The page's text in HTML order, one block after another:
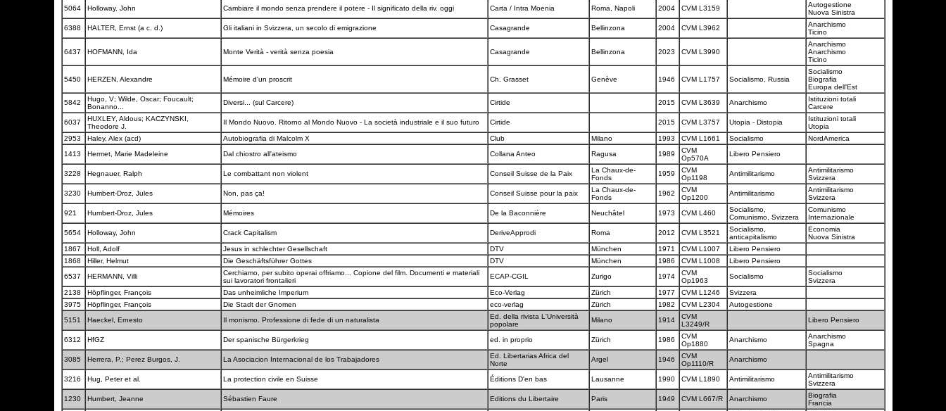
5064
Holloway, John Cambiare il mondo senza prendere il potere - Il significato della riv. oggi Carta / Intra Moenia Roma, Napoli 2004 CVM L3159
Autogestione
Nuova Sinistra
6388
HALTER, Ernst (a c. d.) Gli italiani in Svizzera, un secolo di emigrazione Casagrande Bellinzona 2004 CVM L3962
Anarchismo
Ticino
6437 HOFMANN, Ida Monte Verità - verità senza poesia Casagrande Bellinzona 2023 CVM L3990
Anarchismo
Anarchismo
Ticino
5450 HERZEN, Alexandre Mémoire d'un proscrit Ch. Grasset Genève 1946 CVM L1757 Socialismo, Russia
Socialismo
Biografia
Europa dell'Est
5842
Hugo, V; Wilde, Oscar; Foucault;
Bonanno...
Diversi... (sul Carcere) Cirtide 2015 CVM L3639 Anarchismo
Istituzioni totali
Carcere
6037
HUXLEY, Aldous; KACZYNSKI,
Theodore J.
Il Mondo Nuovo. Ritorno al Mondo Nuovo - La società industriale e il suo futuro Cirtide 2015 CVM L3757 Utopia - Distopia
Istituzioni totali
Utopia
2953
Haley, Alex (acd) Autobiografia di Malcolm X Club Milano 1993 CVM L1661 Socialismo
NordAmerica
1413
Hermet, Marie Madeleine Dal chiostro all'ateismo Collana Anteo Ragusa 1989
CVM
Op570A
Libero Pensiero
3228 Hegnauer, Ralph Le combattant non violent Conseil Suisse de la Paix
La Chaux-de-
Fonds
1959
CVM
Op1198
Antimilitarismo
Antimilitarismo
Svizzera
3230
Humbert-Droz, Jules Non, pas ça! Conseil Suisse pour la paix
La Chaux-de-
Fonds
1962
CVM
Op1200
Antimilitarismo
Antimilitarismo
Svizzera
921
Humbert-Droz, Jules Mémoires De la Baconnière Neuchâtel 1973 CVM L460
Socialismo,
Comunismo, Svizzera
Comunismo
Internazionale
5654
Holloway, John Crack Capitalism DeriveApprodi Roma 2012 CVM L3521
Socialismo,
anticapitalismo
Economia
Nuova Sinistra
1867
Holl, Adolf Jesus in schlechter Gesellschaft DTV München 1971 CVM L1007
Libero Pensiero
1868
Hiller, Helmut Die Geschäftsführer Gottes DTV München 1986 CVM L1008
Libero Pensiero
6537
HERMANN, Villi
Cerchiamo, per subito operai offriamo... Copione del film. Documenti e materiali
sui lavoratori frontalieri
ECAP-CGIL Zurigo 1974
CVM
Op1963
Socialismo
Socialismo
Svizzera
2138
Höpflinger, François Das unheimliche Imperium Eco-Verlag Zürich 1977 CVM L1246
Svizzera
3975
Höpflinger, François Die Stadt der Gnomen eco-verlag Zürich 1982 CVM L2304
Autogestione
5151
Haeckel, Ernesto Il monismo. Professione di fede di un naturalista
Ed. della rivista L'Università
popolare
Milano 1914
CVM
L3249/R
Libero Pensiero
6312 HfGZ Der spanische Bürgerkrieg ed. in proprio Zürich 1986
CVM
Op1880
Anarchismo
Anarchismo
Spagna
3085
Herrera, P.; Perez Burgos, J. La Asociacion Internacional de los Trabajadores
Ed. Libertarias Africa del
Norte
Argel 1946
CVM
Op1110/R
Anarchismo
3216 Hug, Peter et al. La protection civile en Suisse Éditions D'en bas Lausanne 1990 CVM L1890 Antimilitarismo
Antimilitarismo
Svizzera
1230
Humbert, Jeanne Sébastien Faure Editions du Libertaire Paris 1949 CVM L667/R Anarchismo
Biografia
Francia